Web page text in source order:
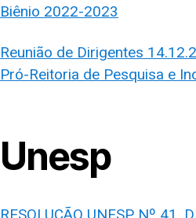
Biênio 2022-2023
Reunião de Dirigentes
Pró-Reitoria de Pesquisa e
Unesp